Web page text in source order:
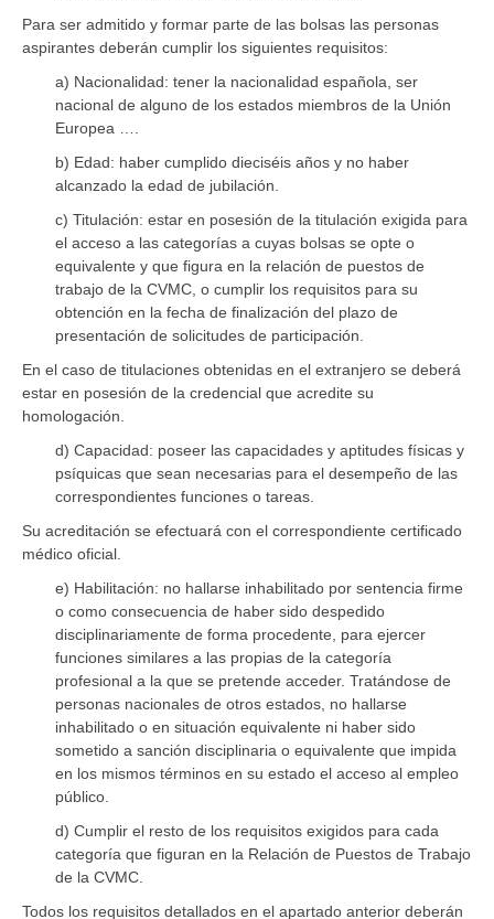
Para ser admitido y formar parte de las bolsas las personas
aspirantes deberán cumplir los siguientes requisitos:
a) Nacionalidad: tener la nacionalidad española, ser
nacional de alguno de los estados miembros de la Unión
Europea ….
b) Edad: haber cumplido dieciséis años y no haber
alcanzado la edad de jubilación.
c) Titulación: estar en posesión de la titulación exigida para
el acceso a las categorías a cuyas bolsas se opte o
equivalente y que figura en la relación de puestos de
trabajo de la CVMC, o cumplir los requisitos para su
obtención en la fecha de finalización del plazo de
presentación de solicitudes de participación.
En el caso de titulaciones obtenidas en el extranjero se deberá
estar en posesión de la credencial que acredite su
homologación.
d) Capacidad: poseer las capacidades y aptitudes físicas y
psíquicas que sean necesarias para el desempeño de las
correspondientes funciones o tareas.
Su acreditación se efectuará con el correspondiente certificado
médico oficial.
e) Habilitación: no hallarse inhabilitado por sentencia firme
o como consecuencia de haber sido despedido
disciplinariamente de forma procedente, para ejercer
funciones similares a las propias de la categoría
profesional a la que se pretende acceder. Tratándose de
personas nacionales de otros estados, no hallarse
inhabilitado o en situación equivalente ni haber sido
sometido a sanción disciplinaria o equivalente que impida
en los mismos términos en su estado el acceso al empleo
público.
d) Cumplir el resto de los requisitos exigidos para cada
categoría que figuran en la Relación de Puestos de Trabajo
de la CVMC.
Todos los requisitos detallados en el apartado anterior deberán